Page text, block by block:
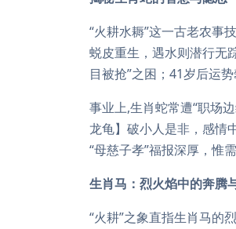
“火耕水耨”这一古老农
蜕皮重生，遇水则潜行无
目被抢”之困；41岁后运
事业上,生肖蛇常遭“职场
龙龟】破小人是非，感情
“母慈子孝”福报深厚，惟
生肖马：烈火焰中的奔腾
“火耕”之象直指生肖马的